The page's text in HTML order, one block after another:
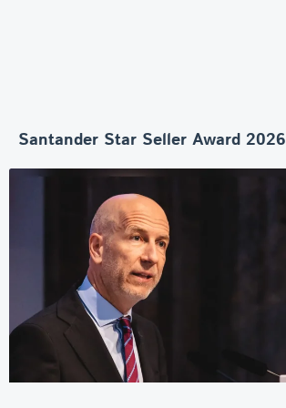
Santander Star Seller Award 2026